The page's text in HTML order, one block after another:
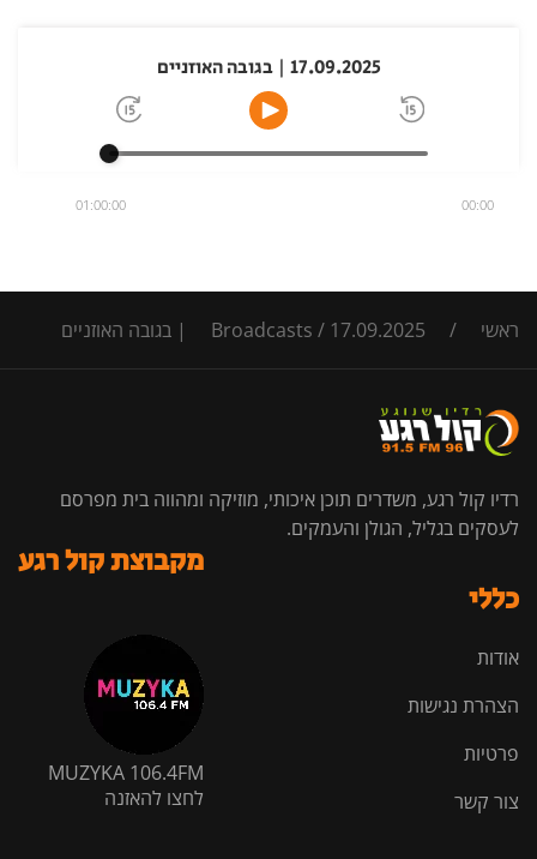
17.09.2025 | בגובה האוזניים
00:00
01:00:00
ראשי /
Broadcasts / 17.09.2025 | בגובה האוזניים
רדיו קול רגע, משדרים תוכן איכותי, מוזיקה ומהווה בית מפרסם
לעסקים בגליל, הגולן והעמקים.
כללי
אודות
הצהרת נגישות
פרטיות
צור קשר
מקבוצת קול רגע
MUZYKA 106.4FM
לחצו להאזנה